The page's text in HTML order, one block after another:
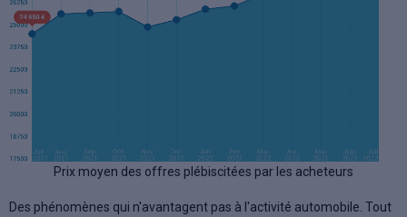
Prix moyen des offres plébiscitées par les acheteurs
Des phénomènes qui n'avantagent pas à l'activité automobile. Tout